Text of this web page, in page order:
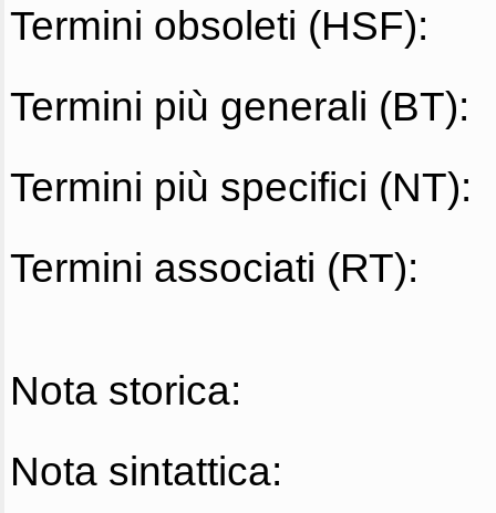
Termini obsoleti (HSF):
Termini più generali (BT):
Termini più specifici (NT):
Termini associati (RT):
Nota storica:
Nota sintattica: